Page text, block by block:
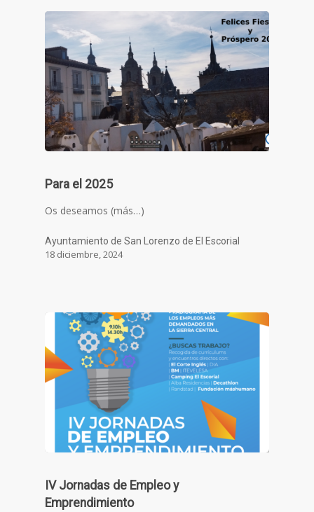
Para el 2025
Os deseamos (más…)
Ayuntamiento de San Lorenzo de El Escorial
18 diciembre, 2024
IV Jornadas de Empleo y
Emprendimiento